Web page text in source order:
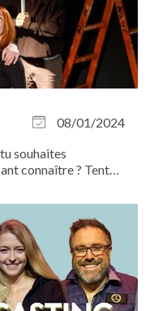
08/01/2024
souhaites
connaître ? Tente
radio dédiée et des
ton CV...